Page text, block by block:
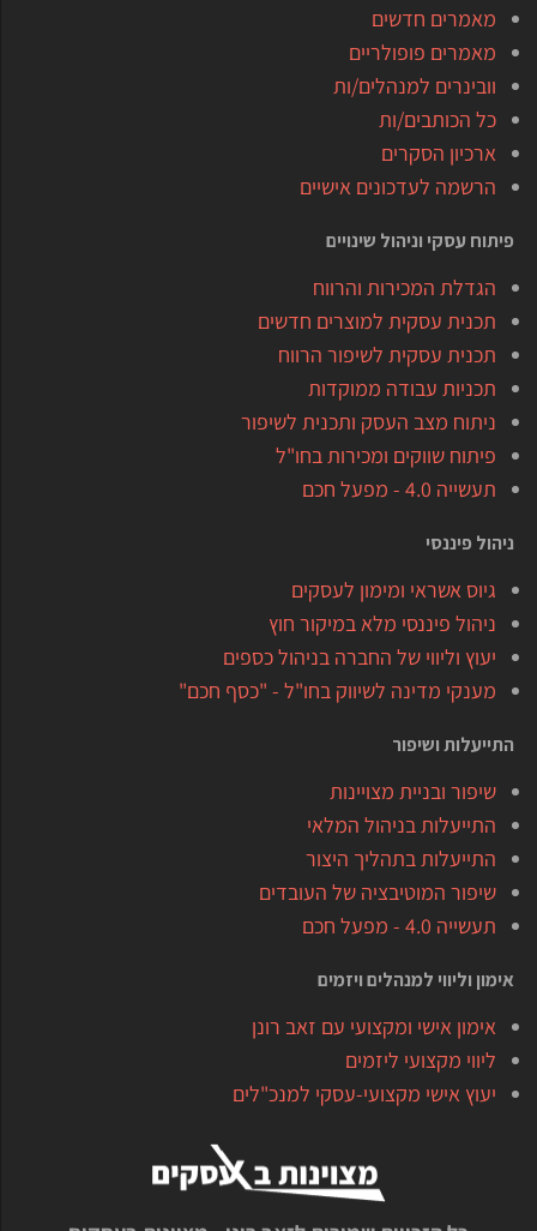
מאמרים חדשים
מאמרים פופולריים
וובינרים למנהלים/ות
כל הכותבים/ות
ארכיון הסקרים
הרשמה לעדכונים אישיים
פיתוח עסקי וניהול שינויים
הגדלת המכירות והרווח
תכנית עסקית למוצרים חדשים
תכנית עסקית לשיפור הרווח
תכניות עבודה ממוקדות
ניתוח מצב העסק ותכנית לשיפור
פיתוח שווקים ומכירות בחו"ל
תעשייה 4.0 - מפעל חכם
ניהול פיננסי
גיוס אשראי ומימון לעסקים
ניהול פיננסי מלא במיקור חוץ
יעוץ וליווי של החברה בניהול כספים
מענקי מדינה לשיווק בחו"ל - "כסף חכם"
התייעלות ושיפור
שיפור ובניית מצויינות
התייעלות בניהול המלאי
התייעלות בתהליך היצור
שיפור המוטיבציה של העובדים
תעשייה 4.0 - מפעל חכם
אימון וליווי למנהלים ויזמים
אימון אישי ומקצועי עם זאב רונן
ליווי מקצועי ליזמים
יעוץ אישי מקצועי-עסקי למנכ"לים